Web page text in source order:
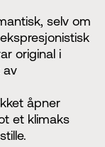
selv om
original i
av
åpner
et klimaks